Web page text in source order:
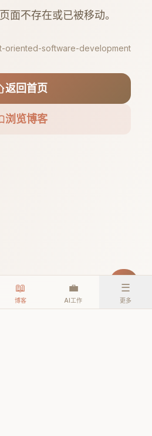
面不存在或已被移动。
oriented-software-development
返回首页
浏览博客
📖
博客
💼
AI工作
☰
更多